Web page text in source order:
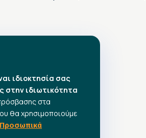
ιδιοκτησία σας
στην ιδιωτικότητα
στα
θα χρησιμοποιούμε
Προσωπικά